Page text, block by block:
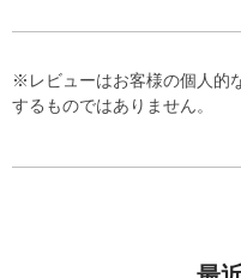
※レビューはお客様の個人的
するものではありません。